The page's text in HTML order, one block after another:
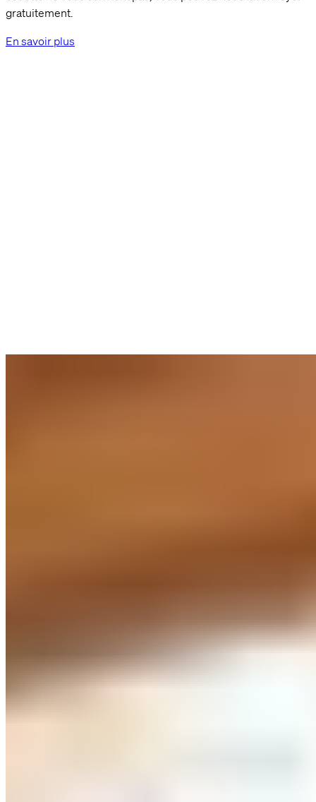
gratuitement.
En savoir plus
Comment fonctionne CELLIANT® ? Des minéraux naturels
finement répartis sont intégrés dans les fibres du tissu. Ils
ensuite. Cela crée un climat de sommeil équilibré – sans